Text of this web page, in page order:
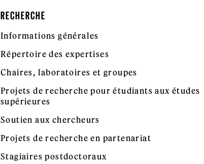
RECHERCHE
Informations générales
Répertoire des expertises
Chaires, laboratoires et groupes
Projets de recherche pour étudiants aux études
supérieures
Soutien aux chercheurs
Projets de recherche en partenariat
Stagiaires postdoctoraux